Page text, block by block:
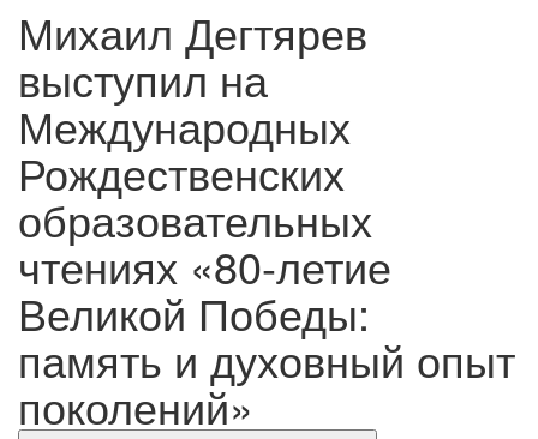
Михаил Дегтярев
выступил на
Международных
Рождественских
образовательных
чтениях «80-летие
Великой Победы:
память и духовный опыт
поколений»